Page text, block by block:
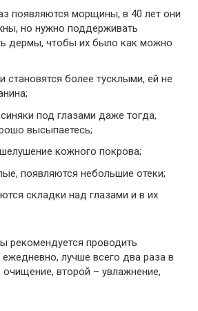
появляются морщины, в 40 лет они
но нужно поддерживать
дермы, чтобы их было как можно
становятся более тусклыми, ей не
под глазами даже тогда,
высыпаетесь;
кожного покрова;
появляются небольшие отеки;
складки над глазами и в их
рекомендуется проводить
лучше всего два раза в
второй – увлажнение,